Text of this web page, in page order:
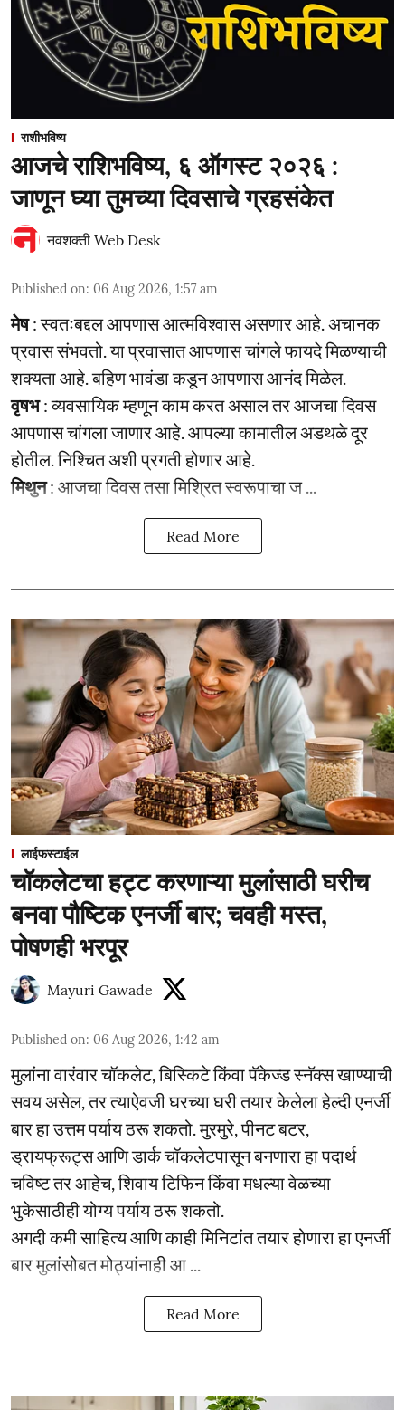
राशीभविष्य
आजचे राशिभविष्य, ६ ऑगस्ट २०२६ :
जाणून घ्या तुमच्या दिवसाचे ग्रहसंकेत
नवशक्ती Web Desk
Published on: 06 Aug 2026, 1:57 am
मेष: स्वतःबद्दल आपणास आत्मविश्वास असणार आहे. अचानक
प्रवास संभवतो. या प्रवासात आपणास चांगले फायदे मिळण्याची
शक्यता आहे. बहिण भावंडा कडून आपणास आनंद मिळेल.
वृषभ: व्यवसायिक म्हणून काम करत असाल तर आजचा दिवस
आपणास चांगला जाणार आहे. आपल्या कामातील अडथळे दूर
होतील. निश्चित अशी प्रगती होणार आहे.
मिथुन: आजचा दिवस तसा मिश्रित स्वरूपाचा ज ...
Read More
लाईफस्टाईल
चॉकलेटचा हट्ट करणाऱ्या मुलांसाठी घरीच
बनवा पौष्टिक एनर्जी बार; चवही मस्त,
पोषणही भरपूर
Mayuri Gawade
Published on: 06 Aug 2026, 1:42 am
मुलांना वारंवार चॉकलेट, बिस्किटे किंवा पॅकेज्ड स्नॅक्स खाण्याची
सवय असेल, तर त्याऐवजी घरच्या घरी तयार केलेला हेल्दी एनर्जी
बार हा उत्तम पर्याय ठरू शकतो. मुरमुरे, पीनट बटर,
ड्रायफ्रूट्स आणि डार्क चॉकलेटपासून बनणारा हा पदार्थ
चविष्ट तर आहेच, शिवाय टिफिन किंवा मधल्या वेळच्या
भुकेसाठीही योग्य पर्याय ठरू शकतो.
अगदी कमी साहित्य आणि काही मिनिटांत तयार होणारा हा एनर्जी
बार मुलांसोबत मोठ्यांनाही आ ...
Read More